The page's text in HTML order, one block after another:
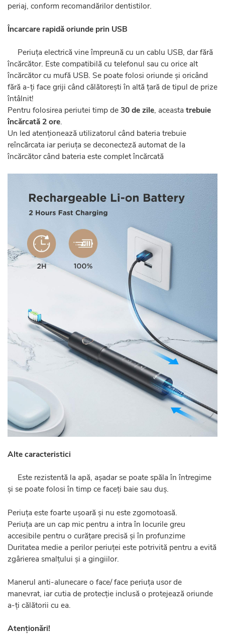
periaj, conform recomandărilor dentistilor.
Încarcare rapidă oriunde prin USB
Periuța electrică vine împreună cu un cablu USB, dar fără
încărcător. Este compatibilă cu telefonul sau cu orice alt
încărcător cu mufă USB. Se poate folosi oriunde și oricând
fără a-ți face griji când călătorești în altă țară de tipul de prize
întâlnit!
Pentru folosirea periutei timp de30 de zile, aceasta trebuie
încărcată 2 ore.
Un led atenționează utilizatorul când bateria trebuie
reîncărcata iar periuța se deconecteză automat de la
încărcător când bateria este complet încărcată
Alte caracteristici
Este rezistentă la apă, așadar se poate spăla în întregime
și se poate folosi în timp ce faceți baie sau duș.
Periuța este foarte ușoară și nu este zgomotoasă.
Periuța are un cap mic pentru a intra în locurile greu
accesibile pentru o curățare precisă și în profunzime
Duritatea medie a perilor periuței este potrivită pentru a evită
zgârierea smalțului și a gingiilor.
Manerul anti-alunecare o face/ face periuța usor de
manevrat, iar cutia de protecție inclusă o protejează oriunde
a-ți călătorii cu ea.
Atenționări!